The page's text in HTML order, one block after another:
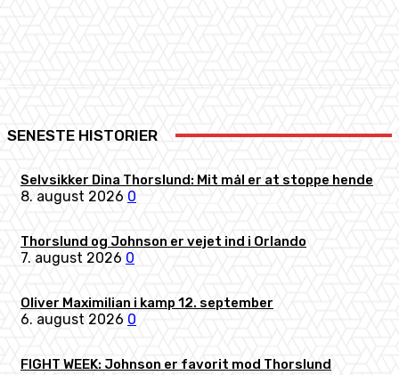
SENESTE HISTORIER
Selvsikker Dina Thorslund: Mit mål er at stoppe hende
8. august 2026 0
Thorslund og Johnson er vejet ind i Orlando
7. august 2026 0
Oliver Maximilian i kamp 12. september
6. august 2026 0
FIGHT WEEK: Johnson er favorit mod Thorslund